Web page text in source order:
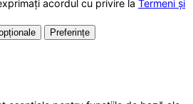
acordul cu privire la Termeni și
Preferințe